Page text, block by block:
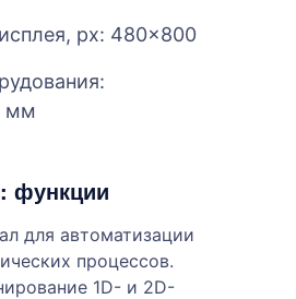
px: 480×800
мм
функции
для автоматизации
процессов.
1D- и 2D-